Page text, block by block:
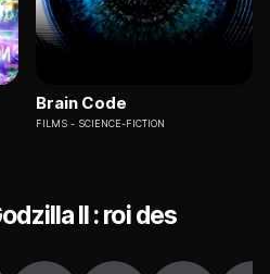
Brain Code
FILMS SCIENCE-FICTION
II : roi des